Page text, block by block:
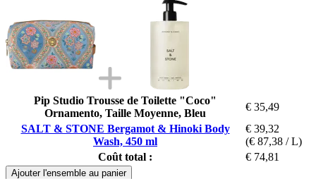
Pip Studio Trousse de Toilette "Coco"
Ornamento, Taille Moyenne, Bleu
€ 35,49
SALT & STONE Bergamot & Hinoki Body
Wash, 450 ml
€ 39,32
(€ 87,38 / L)
Coût total :
€ 74,81
Ajouter l'ensemble au panier